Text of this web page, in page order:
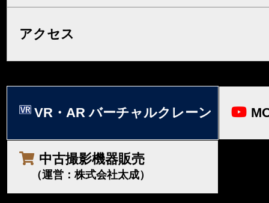
アクセス
VR・AR バーチャルクレーン
中古撮影機器販売
（運営：株式会社太成）